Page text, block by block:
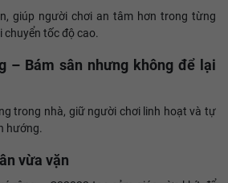
giúp người chơi an tâm hơn trong từng
chuyển tốc độ cao.
– Bám sân nhưng không để lại
trong nhà, giữ người chơi linh hoạt và tự
hướng.
vừa vặn